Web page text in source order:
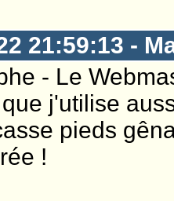
21:59:13 -
- Le
j'utilise
pieds
!